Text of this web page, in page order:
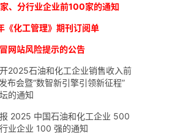
、分行业企业前100家的通知
化工管理》期刊订阅单
网站风险提示的公告
2025石油和化工企业销售收入前
布会暨“数智新引擎引领新征程”
的通知
2025 中国石油和化工企业 500
业企业 100 强的通知